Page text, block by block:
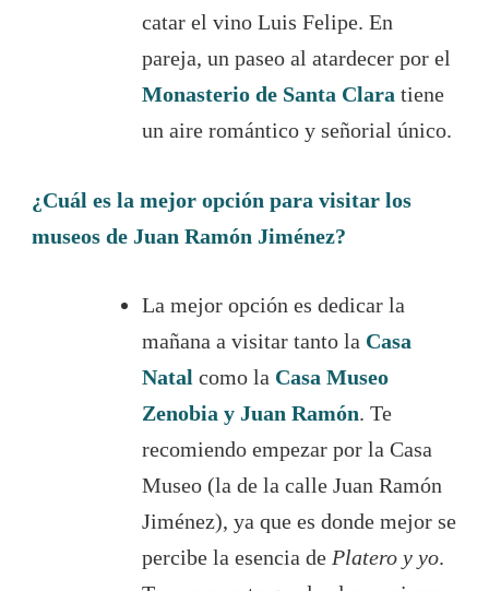
catar el vino Luis Felipe. En
pareja, un paseo al atardecer por el
Monasterio de Santa Clara tiene
un aire romántico y señorial único.
¿Cuál es la mejor opción para visitar los
museos de Juan Ramón Jiménez?
La mejor opción es dedicar la
mañana a visitar tanto la Casa
Natal como la Casa Museo
Zenobia y Juan Ramón. Te
recomiendo empezar por la Casa
Museo (la de la calle Juan Ramón
Jiménez), ya que es donde mejor se
percibe la esencia de Platero y yo.